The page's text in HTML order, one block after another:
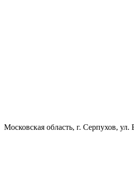
Московская область, г. Серпухов,